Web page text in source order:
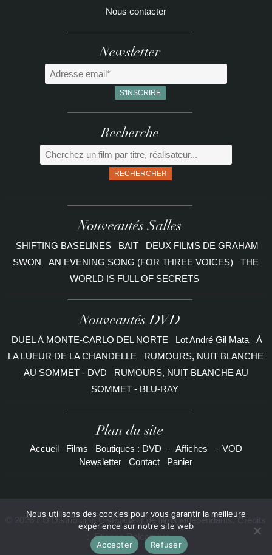
Nous contacter
Newsletter
Recherche
RECHERCHER
Nouveautés Salles
SHIFTING BASELINES BAIT
DEUX FILMS DE GRAHAM
SWON
AN EVENING SONG (FOR THREE VOICES)
THE
WORLD IS FULL OF SECRETS
Nouveautés DVD
DUEL À MONTE-CARLO DEL NORTE Lot André Gil Mata
À
LA LUEUR DE LA CHANDELLE
RUMOURS, NUIT BLANCHE
AU SOMMET - DVD
RUMOURS, NUIT BLANCHE AU
SOMMET - BLU-RAY
Plan du site
Accueil Films Boutiques : DVD – Affiches
– VOD
Newsletter
Contact Panier
© 2026 ED Distribution Distributeur de films indépendants. Crédits
Etienne Delcambre
Nous utilisons des cookies pour vous garantir la meilleure
expérience sur notre site web
Accepter
Refuser